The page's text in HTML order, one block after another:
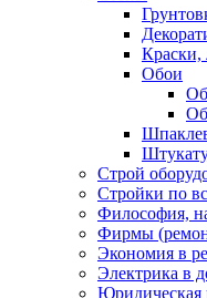
Краски,
Обои
Строй
Стройки по
Философия,
Фирмы
Экономия в
Электрика в